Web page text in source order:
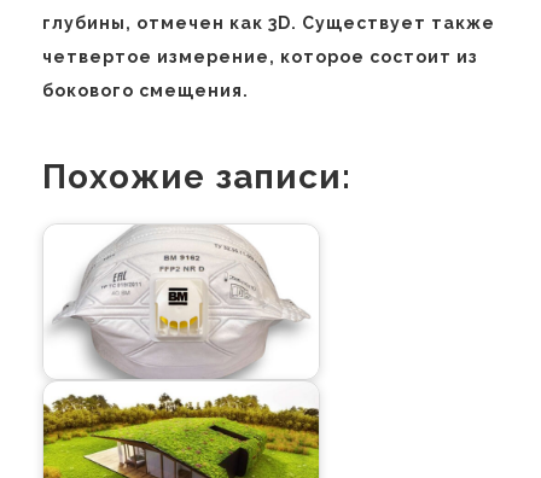
глубины, отмечен как 3D. Существует также
четвертое измерение, которое состоит из
бокового смещения.
Похожие записи: